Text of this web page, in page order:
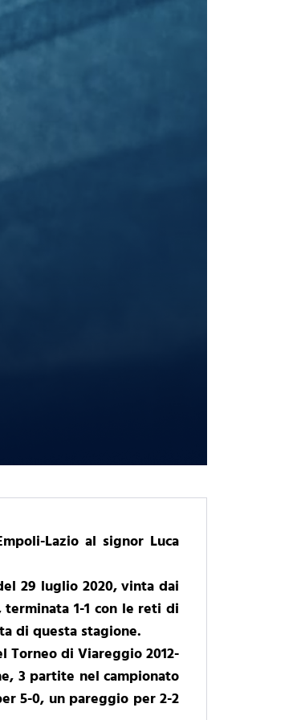
Lazio al signor Luca
29 luglio 2020, vinta dai
1-1 con le reti di
di questa stagione.
Torneo di Viareggio 2012-
3 partite nel campionato
5-0, un pareggio per 2-2